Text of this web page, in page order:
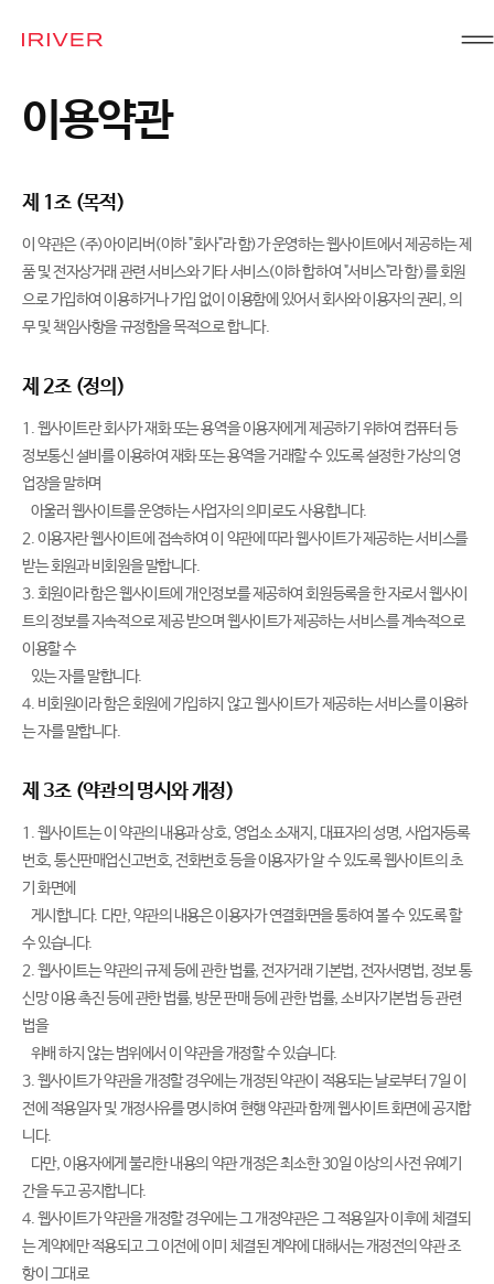
IRIVER
이용약관
제 1조 (목적)
이 약관은 (주)아이리버(이하 "회사"라 함)가 운영하는 웹사이트에서 제공하는 제
품 및 전자상거래 관련 서비스와 기타 서비스(이하 합하여 "서비스"라 함)를 회원
으로 가입하여 이용하거나 가입 없이 이용함에 있어서 회사와 이용자의 권리, 의
무 및 책임사항을 규정함을 목적으로 합니다.
제 2조 (정의)
1. 웹사이트란 회사가 재화 또는 용역을 이용자에게 제공하기 위하여 컴퓨터 등
정보통신 설비를 이용하여 재화 또는 용역을 거래할 수 있도록 설정한 가상의 영
업장을 말하며
아울러 웹사이트를 운영하는 사업자의 의미로도 사용합니다.
2. 이용자란 웹사이트에 접속하여 이 약관에 따라 웹사이트가 제공하는 서비스를
받는 회원과 비회원을 말합니다.
3. 회원이라 함은 웹사이트에 개인정보를 제공하여 회원등록을 한 자로서 웹사이
트의 정보를 지속적으로 제공 받으며 웹사이트가 제공하는 서비스를 계속적으로
이용할 수
있는 자를 말합니다.
4. 비회원이라 함은 회원에 가입하지 않고 웹사이트가 제공하는 서비스를 이용하
는 자를 말합니다.
제 3조 (약관의 명시와 개정)
1. 웹사이트는 이 약관의 내용과 상호, 영업소 소재지, 대표자의 성명, 사업자등록
번호, 통신판매업신고번호, 전화번호 등을 이용자가 알 수 있도록 웹사이트의 초
기 화면에
게시합니다. 다만, 약관의 내용은 이용자가 연결화면을 통하여 볼 수 있도록 할
수 있습니다.
2. 웹사이트는 약관의 규제 등에 관한 법률, 전자거래 기본법, 전자서명법, 정보 통
신망 이용 촉진 등에 관한 법률, 방문 판매 등에 관한 법률, 소비자기본법 등 관련
법을
위배 하지 않는 범위에서 이 약관을 개정할 수 있습니다.
3. 웹사이트가 약관을 개정할 경우에는 개정된 약관이 적용되는 날로부터 7일 이
전에 적용일자 및 개정사유를 명시하여 현행 약관과 함께 웹사이트 화면에 공지합
니다.
다만, 이용자에게 불리한 내용의 약관 개정은 최소한 30일 이상의 사전 유예기
간을 두고 공지합니다.
4. 웹사이트가 약관을 개정할 경우에는 그 개정약관은 그 적용일자 이후에 체결되
는 계약에만 적용되고 그 이전에 이미 체결된 계약에 대해서는 개정전의 약관 조
항이 그대로